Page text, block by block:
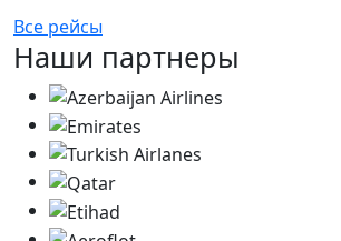
Все рейсы
Наши партнеры